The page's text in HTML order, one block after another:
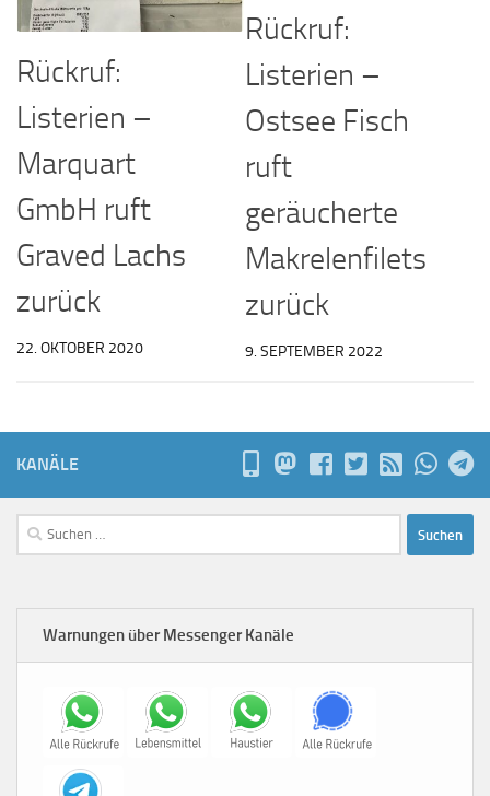
Rückruf:
Listerien –
Marquart
GmbH ruft
Graved Lachs
zurück
22. OKTOBER 2020
Rückruf:
Listerien –
Ostsee Fisch
ruft
geräucherte
Makrelenfilets
zurück
9. SEPTEMBER 2022
KANÄLE
Suchen
nach:
Warnungen über Messenger Kanäle